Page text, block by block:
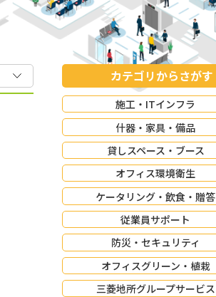
カテゴリからさがす
施工・ITインフラ
什器・家具・備品
貸しスペース・ブース
オフィス環境衛生
ケータリング・飲食・贈答
従業員サポート
防災・セキュリティ
オフィスグリーン・植栽
三菱地所グループサービス